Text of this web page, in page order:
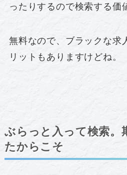
ったりするので検索する価
無料なので、ブラックな求
リットもありますけどね。
ぶらっと入って検索。
たからこそ